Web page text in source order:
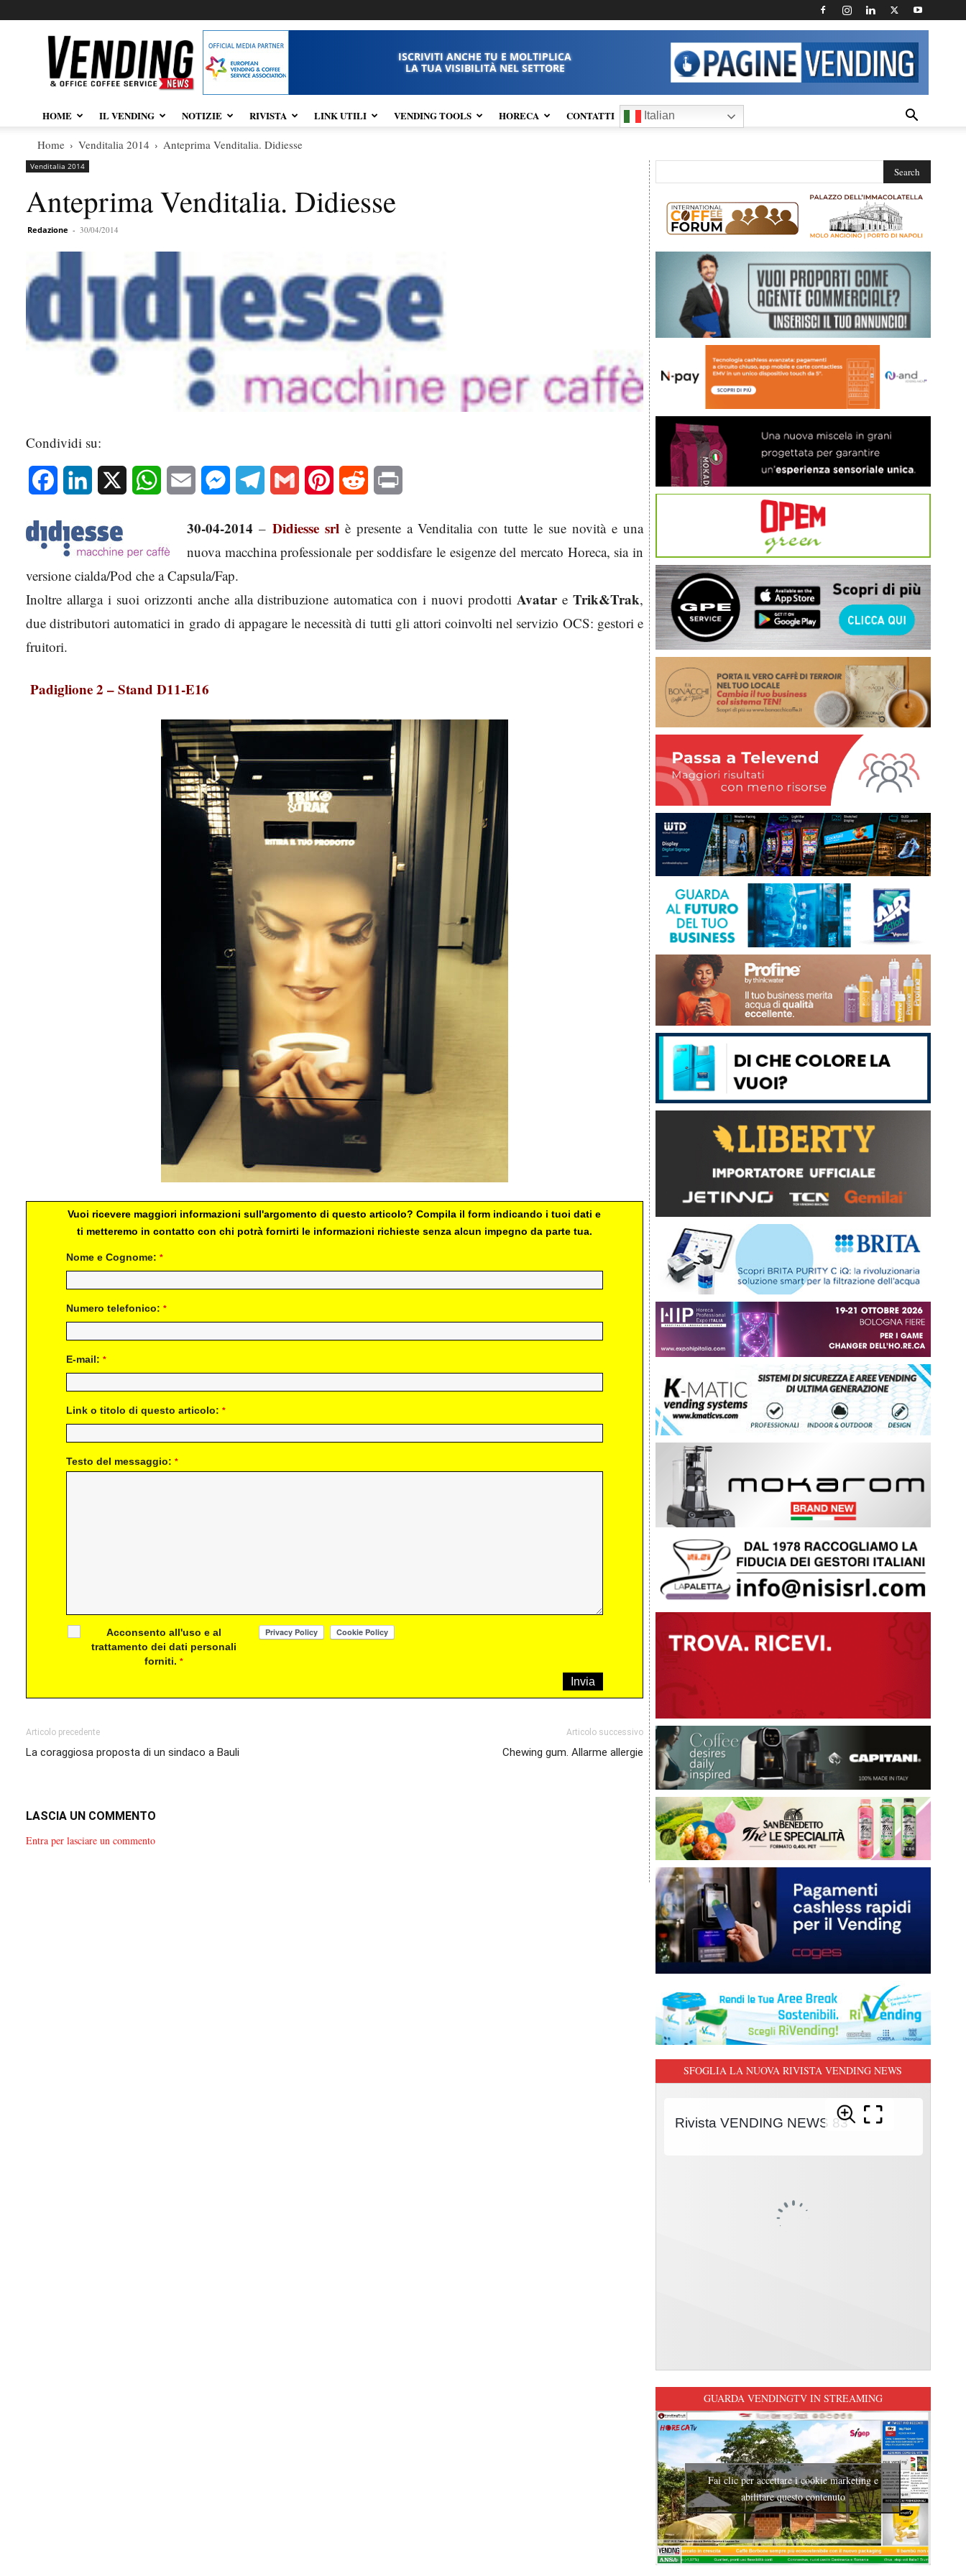
Vendingnews.it
ISCRIVITI ANCHE TU E MOLTIPLICA
LA TUA VISIBILITÀ NEL SETTORE
HOME IL VENDING NOTIZIE RIVISTA LINK UTILI VENDING TOOLS HORECA CONTATTI Italian
Home Venditalia 2014 Anteprima Venditalia. Didiesse
Venditalia 2014
Anteprima Venditalia. Didiesse
Redazione - 30/04/2014
Condividi su:
Facebook LinkedIn WhatsAppEmail MessengerTelegram Gmail Pinterest Reddit
30-04-2014 – Didiesse srlè presente a Venditalia con tutte le sue novità e una
nuova macchina professionale per soddisfare le esigenze del mercato Horeca, sia in
versione cialda/Pod che a Capsula/Fap.
Inoltre allarga i suoi orizzonti anche alla distribuzione automatica con i nuovi prodotti Avatare Trik&Trak,
due distributori automatici in grado di appagare le necessità di tutti gli attori coinvolti nel servizio OCS: gestori e
fruitori.
Padiglione 2 – Stand D11-E16
Vuoi ricevere maggiori informazioni sull'argomento di questo articolo? Compila il form indicando i tuoi dati e
ti metteremo in contatto con chi potrà fornirti le informazioni richieste senza alcun impegno da parte tua.
Nome e Cognome: *
Numero telefonico: *
E-mail: *
Link o titolo di questo articolo: *
Testo del messaggio: *
Acconsento all'uso e al
trattamento dei dati personali
forniti.*
Articolo precedente
La coraggiosa proposta di un sindaco a Bauli
Articolo successivo
Chewing gum. Allarme allergie
LASCIA UN COMMENTO
Entra per lasciare un commento
SFOGLIA LA NUOVA RIVISTA VENDING NEWS
GUARDA VENDINGTV IN STREAMING
Fai clic per accettare i cookie marketing e
abilitare questo contenuto